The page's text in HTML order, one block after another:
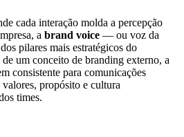
cada interação molda a percepção
a brand voice — ou voz da
pilares mais estratégicos do
um conceito de branding externo, a
consistente para comunicações
propósito e cultura
times.